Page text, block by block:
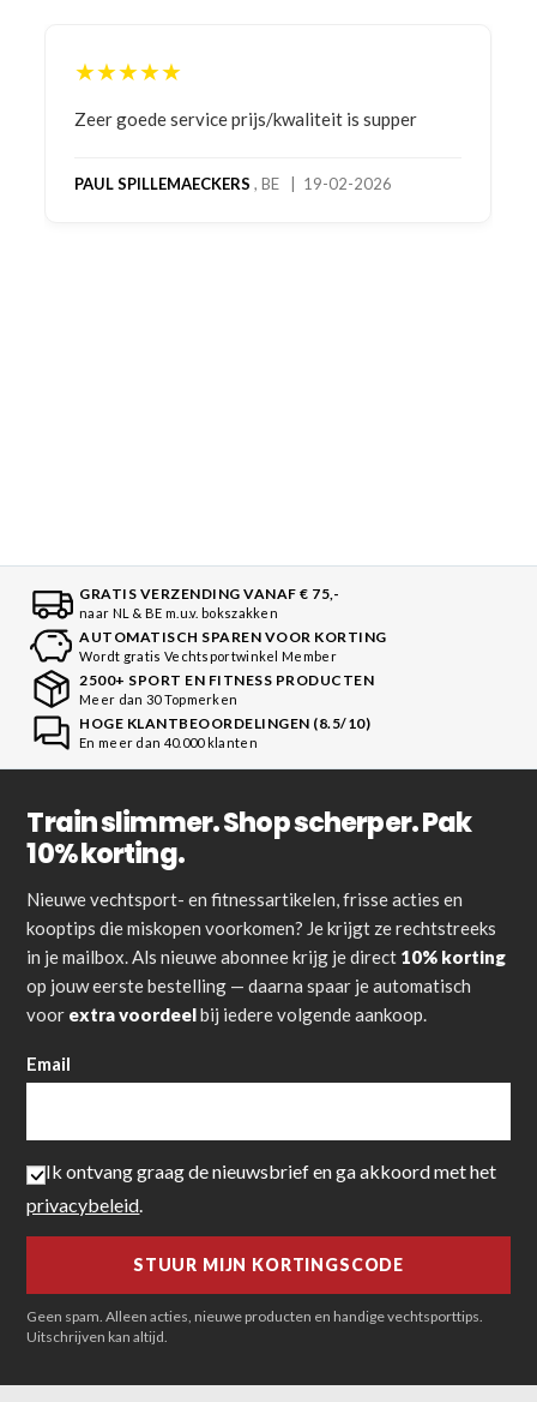
★★★★★
Zeer goede service prijs/kwaliteit is supper
PAUL SPILLEMAECKERS , BE | 19-02-2026
GRATIS VERZENDING VANAF € 75,-
naar NL & BE m.u.v. bokszakken
AUTOMATISCH SPAREN VOOR KORTING
Wordt gratis Vechtsportwinkel Member
2500+ SPORT EN FITNESS PRODUCTEN
Meer dan 30 Topmerken
HOGE KLANTBEOORDELINGEN (8.5/10)
En meer dan 40.000 klanten
Train slimmer. Shop scherper. Pak
10% korting.
Nieuwe vechtsport- en fitnessartikelen, frisse acties en
kooptips die miskopen voorkomen? Je krijgt ze rechtstreeks
in je mailbox. Als nieuwe abonnee krijg je direct 10% korting
op jouw eerste bestelling — daarna spaar je automatisch
voor extra voordeelbij iedere volgende aankoop.
Email
Ik ontvang graag de nieuwsbrief en ga akkoord met het
privacybeleid.
Geen spam. Alleen acties, nieuwe producten en handige vechtsporttips.
Uitschrijven kan altijd.